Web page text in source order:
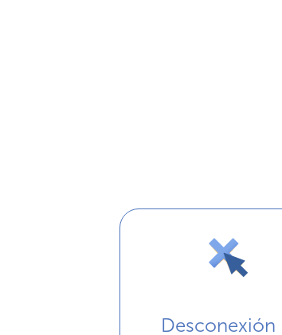
Desconexión